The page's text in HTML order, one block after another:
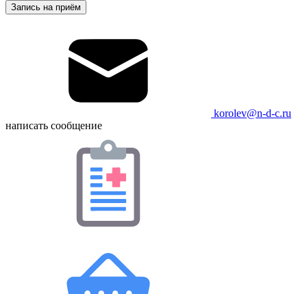
Запись на приём
korolev@n-d-c.ru
написать сообщение